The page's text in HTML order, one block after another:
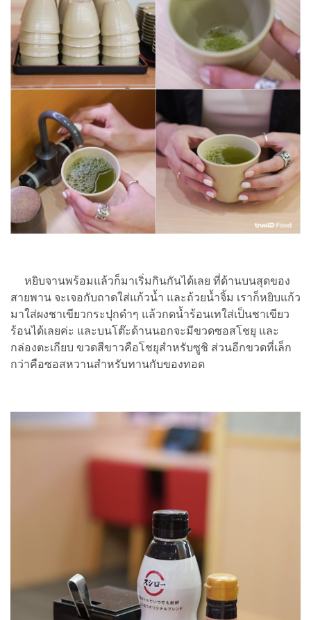
หยิบจานพร้อมแล้วก็มาเริ่มกินกันได้เลย ที่ด้านบนสุดของ
สายพาน จะเจอกับถาดใส่แก้วน้ำ และถ้วยน้ำจิ้ม เราก็หยิบแก้ว
มาใส่ผงชาเขียวกระปุกดำๆ แล้วกดน้ำร้อนเทใส่เป็นชาเขียว
ร้อนได้เลยค่ะ และบนโต๊ะด้านนอกจะมีขวดซอสโชยุ และ
กล่องตะเกียบ ขวดสีขาวคือโชยุสำหรับซูชิ ส่วนอีกขวดที่เล็ก
กว่าคือซอสหวานสำหรับทานกับของทอด